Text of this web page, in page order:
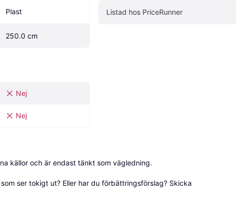
Plast
250.0 cm
Nej
Nej
Listad hos PriceRunner
källor och är endast tänkt som vägledning.
ser tokigt ut? Eller har du förbättringsförslag? Skicka